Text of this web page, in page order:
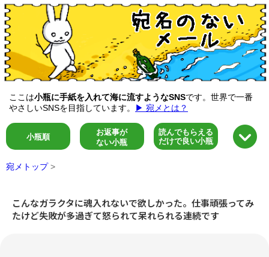
ここは小瓶に手紙を入れて海に流すようなSNSです。世界で一番
やさしいSNSを目指しています。
▶ 宛メとは？
小瓶順
お返事が
ない小瓶
読んでもらえる
だけで良い小瓶
宛メトップ >
こんなガラクタに魂入れないで欲しかった。仕事頑張ってみ
たけど失敗が多過ぎて怒られて呆れられる連続です